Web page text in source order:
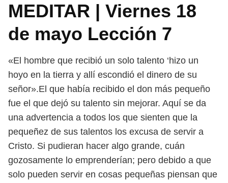
MEDITAR | Viernes 18
de mayo Lección 7
«El hombre que recibió un solo talento ‘hizo un
hoyo en la tierra y allí escondió el dinero de su
señor».El que había recibido el don más pequeño
fue el que dejó su talento sin mejorar. Aquí se da
una advertencia a todos los que sienten que la
pequeñez de sus talentos los excusa de servir a
Cristo. Si pudieran hacer algo grande, cuán
gozosamente lo emprenderían; pero debido a que
solo pueden servir en cosas pequeñas piensan que